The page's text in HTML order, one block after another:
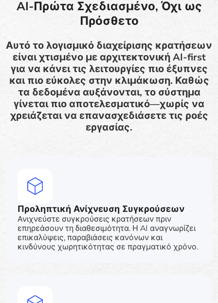
AI-Πρώτα Σχεδιασμένο, Όχι ως
Πρόσθετο
Αυτό το λογισμικό διαχείρισης κρατήσεων
είναι χτισμένο με αρχιτεκτονική AI-first
για να κάνει τις λειτουργίες πιο έξυπνες
και πιο εύκολες στην κλιμάκωση. Καθώς
τα δεδομένα αυξάνονται, το σύστημα
γίνεται πιο αποτελεσματικό—χωρίς να
χρειάζεται να επανασχεδιάσετε τις ροές
εργασίας.
Προληπτική Ανίχνευση Συγκρούσεων
Ανιχνεύστε συγκρούσεις κρατήσεων πριν
επηρεάσουν τη διαθεσιμότητα. Η AI αναγνωρίζει
επικαλύψεις, παραβιάσεις κανόνων και
κινδύνους χωρητικότητας σε πραγματικό χρόνο.